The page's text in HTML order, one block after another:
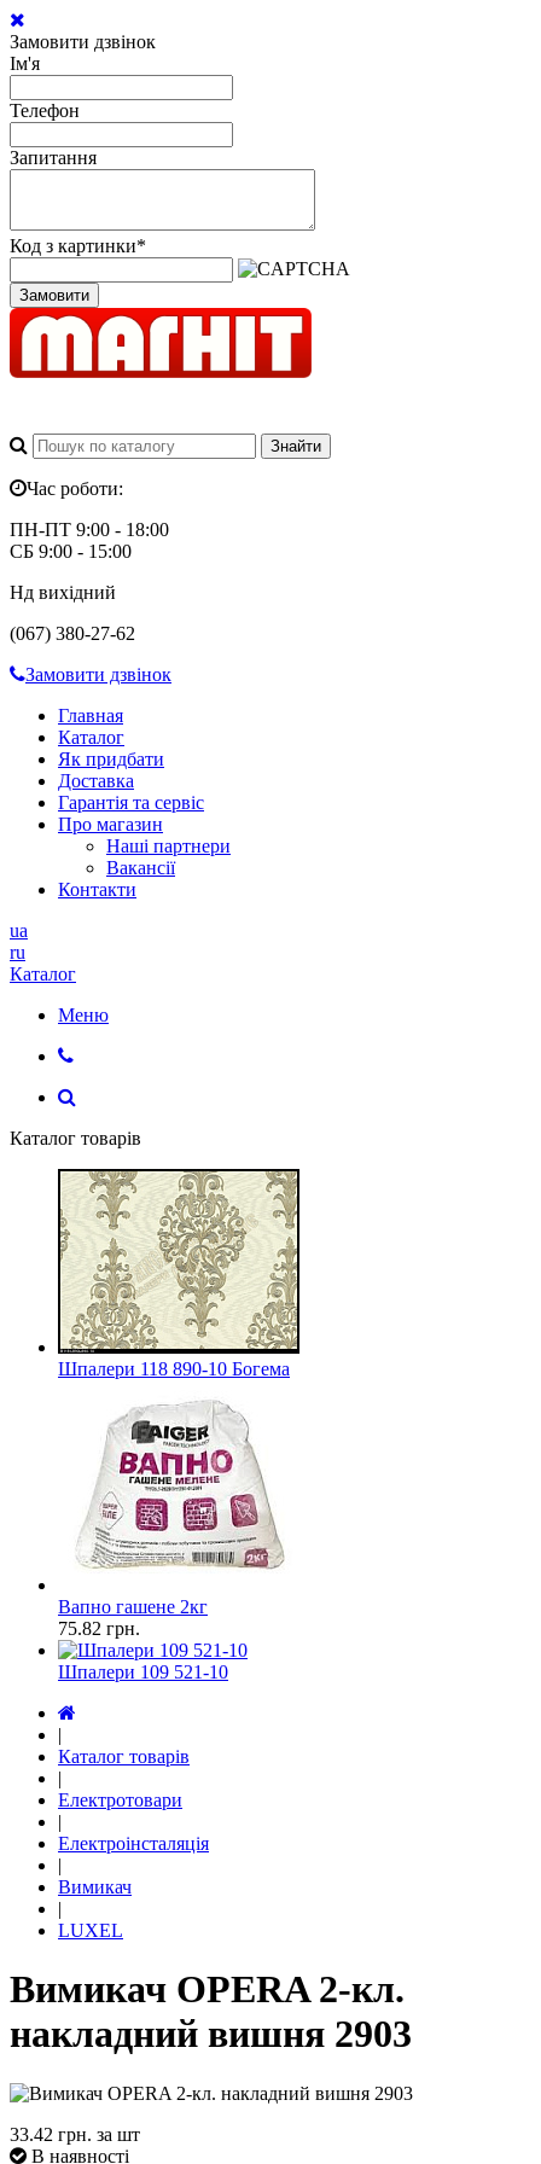
Замовити дзвінок
Ім'я
Телефон
Запитання
Код з картинки*
Замовити
Час роботи:
ПН-ПТ 9:00 - 18:00
СБ 9:00 - 15:00
Нд вихідний
(067) 380-27-62
Замовити дзвінок
Главная
Каталог
Як придбати
Доставка
Гарантія та сервіс
Про магазин
Наші партнери
Вакансії
Контакти
ua
ru
Каталог
Меню
Каталог товарів
Шпалери 118 890-10 Богема
Вапно гашене 2кг
75.82 грн.
Шпалери 109 521-10
|
Каталог товарів
|
Електротовари
|
Електроінсталяція
|
Вимикач
|
LUXEL
Вимикач OPERA 2-кл.
накладний вишня 2903
33.42 грн. за шт
В наявності